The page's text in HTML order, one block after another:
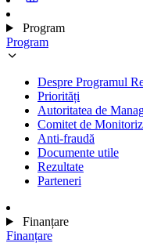
Program
Program
Despre Programul
Priorități
Autoritatea de
Comitet de
Anti-fraudă
Documente utile
Rezultate
Parteneri
Finanțare
Finanțare